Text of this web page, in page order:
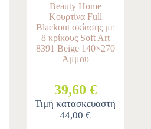
Beauty Home
Κουρτίνα Full
Blackout σκίασης με
8 κρίκους Soft Art
8391 Beige 140×270
Άμμου
39,60 €
Τιμή κατασκευαστή
44,00 €